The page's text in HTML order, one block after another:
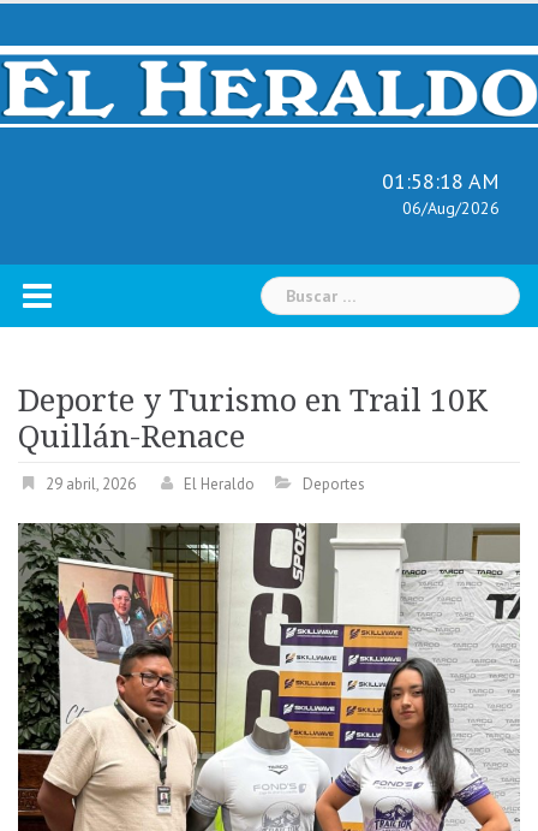
Skip
content
01:58:19 AM
06/Aug/2026
Buscar:
Deporte y Turismo en Trail 10K
Quillán-Renace
29 abril, 2026 El Heraldo Deportes